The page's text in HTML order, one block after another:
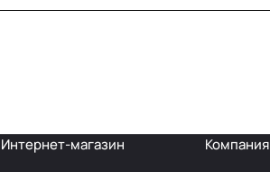
Интернет-магазин Компания